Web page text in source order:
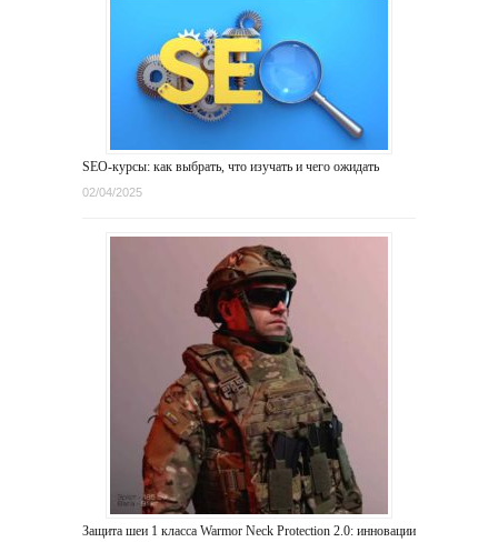
SEO-курсы: как выбрать, что изучать и чего ожидать
02/04/2025
Защита шеи 1 класса Warmor Neck Protection 2.0: инновации